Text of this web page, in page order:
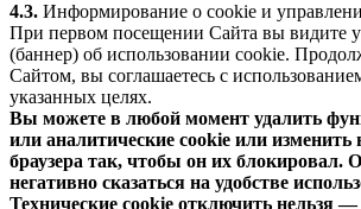
4.3. Информирование о cookie и
При первом посещении Сайта вы видите
(баннер) об использовании cookie.
Сайтом, вы соглашаетесь с
указанных целях.
Вы можете в любой момент удалить
или аналитические cookie или изменить
браузера так, чтобы он их блокировал.
негативно сказаться на удобстве
Технические cookie отключить нельзя —